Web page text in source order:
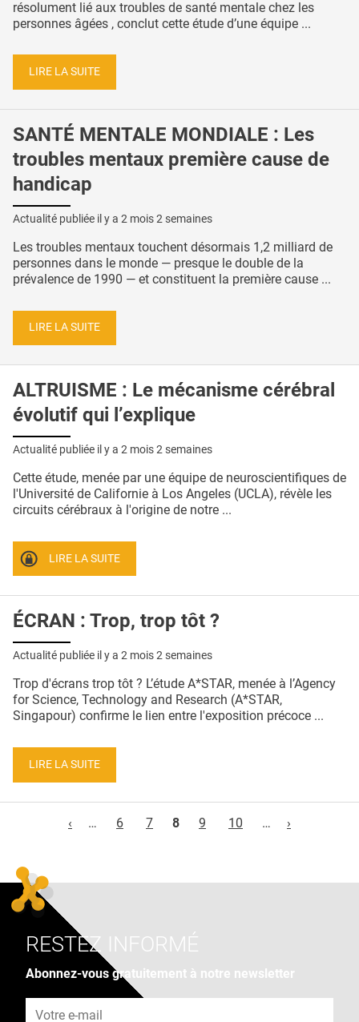
résolument lié aux troubles de santé mentale chez les
personnes âgées , conclut cette étude d’une équipe ...
LIRE LA SUITE
SANTÉ MENTALE MONDIALE : Les
troubles mentaux première cause de
handicap
Actualité publiée il y a 2 mois 2 semaines
Les troubles mentaux touchent désormais 1,2 milliard de
personnes dans le monde — presque le double de la
prévalence de 1990 — et constituent la première cause ...
LIRE LA SUITE
ALTRUISME : Le mécanisme cérébral
évolutif qui l’explique
Actualité publiée il y a 2 mois 2 semaines
Cette étude, menée par une équipe de neuroscientifiques de
l'Université de Californie à Los Angeles (UCLA), révèle les
circuits cérébraux à l'origine de notre ...
LIRE LA SUITE
ÉCRAN : Trop, trop tôt ?
Actualité publiée il y a 2 mois 2 semaines
Trop d'écrans trop tôt ? L’étude A*STAR, menée à l’Agency
for Science, Technology and Research (A*STAR,
Singapour) confirme le lien entre l'exposition précoce ...
LIRE LA SUITE
‹
… 6 7 8 9 10 … ›
RESTEZ INFORMÉ
Abonnez-vous gratuitement à notre newsletter